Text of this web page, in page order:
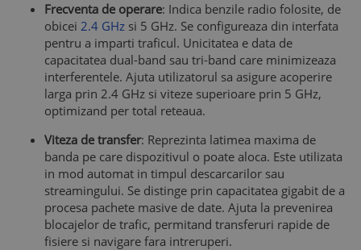
Frecventa de operare: Indica benzile radio folosite, de
obicei 2.4 GHz si 5 GHz. Se configureaza din interfata
pentru a imparti traficul. Unicitatea e data de
capacitatea dual-band sau tri-band care minimizeaza
interferentele. Ajuta utilizatorul sa asigure acoperire
larga prin 2.4 GHz si viteze superioare prin 5 GHz,
optimizand per total reteaua.
Viteza de transfer: Reprezinta latimea maxima de
banda pe care dispozitivul o poate aloca. Este utilizata
in mod automat in timpul descarcarilor sau
streamingului. Se distinge prin capacitatea gigabit de a
procesa pachete masive de date. Ajuta la prevenirea
blocajelor de trafic, permitand transferuri rapide de
fisiere si navigare fara intreruperi.